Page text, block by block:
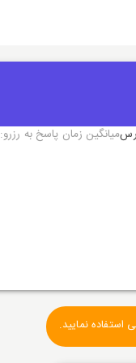
میانگین زمان پاسخ به رزرو:
استفاده نمایید.